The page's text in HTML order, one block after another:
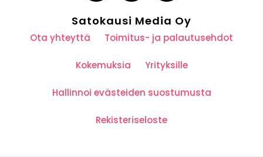
Satokausi Media Oy
Ota yhteyttä Toimitus- ja palautusehdot
Kokemuksia Yrityksille
Hallinnoi evästeiden suostumusta
Rekisteriseloste